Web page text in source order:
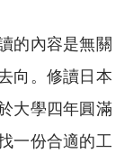
的內容是無關
向。修讀日本
大學四年圓滿
一份合適的工